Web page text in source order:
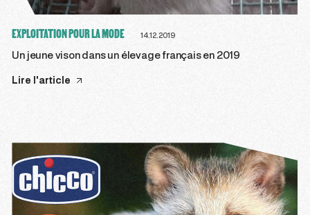
EXPLOITATION POUR LA MODE 14.12.2019
Un jeune vison dans un élevage français en 2019
Lire l'article